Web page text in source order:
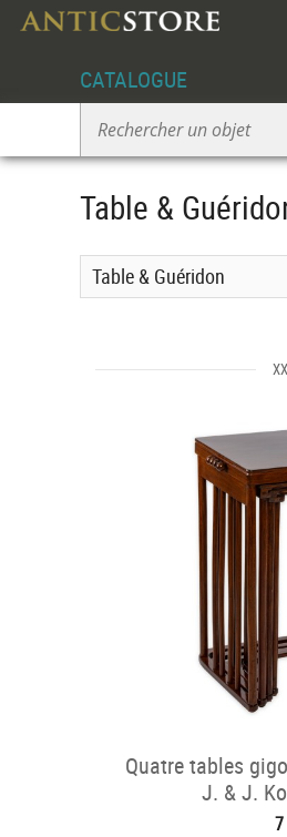
CATALOGUE
Table &
Table & Guéridon
XX
Quatre tables
J. & J.